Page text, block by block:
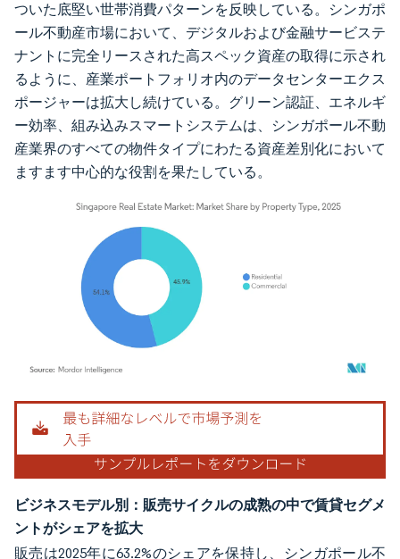
ついた底堅い世帯消費パターンを反映している。シンガポ
ール不動産市場において、デジタルおよび金融サービステ
ナントに完全リースされた高スペック資産の取得に示され
るように、産業ポートフォリオ内のデータセンターエクス
ポージャーは拡大し続けている。グリーン認証、エネルギ
ー効率、組み込みスマートシステムは、シンガポール不動
産業界のすべての物件タイプにわたる資産差別化において
ますます中心的な役割を果たしている。
画像 © Mordor Intelligence。再利用にはCC BY 4.0の表示が必要です。
ビジネスモデル別：販売サイクルの成熟の中で賃貸セグメ
ントがシェアを拡大
販売は2025年に63.2%のシェアを保持し、シンガポール不